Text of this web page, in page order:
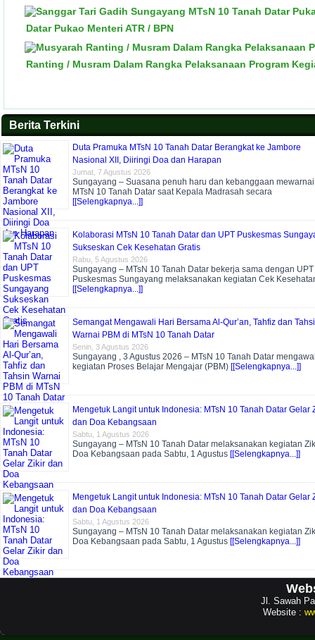
Datar Pukao Menteri ATR / BPN
Ranting / Musram Dalam Rangka Pelaksanaan Program
Berita Terkini
Duta Pramuka MTsN 10 Tanah Datar Berangkat ke Jambore
Nasional XII, Diiringi Doa dan Harapan
Jumat, 7 Agustus 2026
Sungayang – Suasana penuh haru dan kebanggaan mewarnai
MTsN 10 Tanah Datar saat Kepala Madrasah secara
[[Selengkapnya...]]
Kolaborasi MTsN 10 Tanah Datar dan UPT Puskesmas
Sukseskan Cek Kesehatan Gratis
Rabu, 5 Agustus 2026
Sungayang – MTsN 10 Tanah Datar bekerja sama dengan UPT
Puskesmas Sungayang melaksanakan kegiatan Cek
[[Selengkapnya...]]
Semangat Mengawali Hari Bersama Al-Qur’an, Tahfiz dan
Warnai PBM di MTsN 10 Tanah Datar
Senin, 3 Agustus 2026
Sungayang , 3 Agustus 2026 – MTsN 10 Tanah Datar
kegiatan Proses Belajar Mengajar (PBM) [[Selengkapnya...]]
Mengetuk Langit untuk Indonesia: MTsN 10 Tanah Datar Gelar
dan Doa Kebangsaan
Sabtu, 1 Agustus 2026
Sungayang – MTsN 10 Tanah Datar melaksanakan kegiatan
Doa Kebangsaan pada Sabtu, 1 Agustus [[Selengkapnya...]]
Mengetuk Langit untuk Indonesia: MTsN 10 Tanah Datar Gelar
dan Doa Kebangsaan
Sabtu, 1 Agustus 2026
Sungayang – MTsN 10 Tanah Datar melaksanakan kegiatan
Doa Kebangsaan pada Sabtu, 1 Agustus [[Selengkapnya...]]
Jl. Sawah
Website :